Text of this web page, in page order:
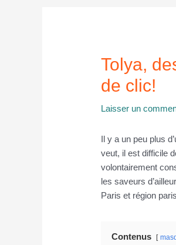
Tolya,
de clic!
Laisser un
Il y a un peu plus
veut, il est difficile
volontairement
les saveurs
Paris et région
Contenus